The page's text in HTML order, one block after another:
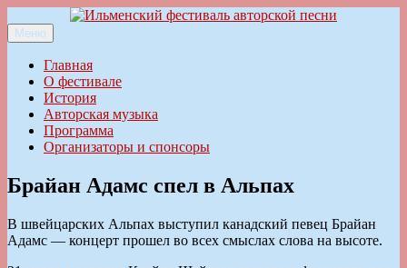
к
содержимому
Ильменский фестиваль авторской песни
Меню
Главная
О фестивале
История
Авторская музыка
Программа
Организаторы и спонсоры
Брайан Адамс спел в Альпах
В швейцарских Альпах выступил канадский певец Брайан
Адамс — концерт прошел во всех смыслах слова на высоте.